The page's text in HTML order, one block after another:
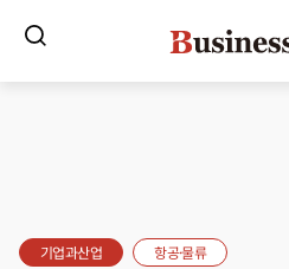
기업과산업 항공·물류